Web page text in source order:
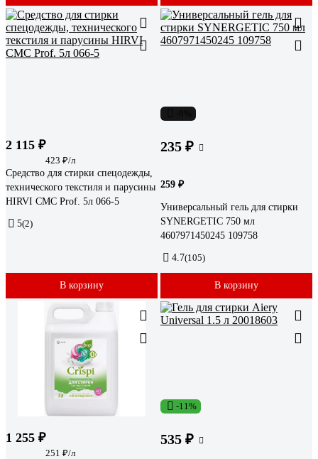
2 115 ₽
423 ₽/л
Средство для стирки спецодежды,
технического текстиля и парусины
HIRVI СМС Prof. 5л 066-5
5(2)
В корзину
235 ₽
259 ₽
Универсальный гель для стирки
SYNERGETIC 750 мл
4607971450245 109758
4.7(105)
В корзину
1 255 ₽
251 ₽/л
-11%
535 ₽